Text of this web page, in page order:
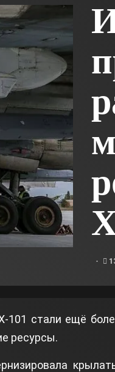
101 стали ещё
ресурсы.